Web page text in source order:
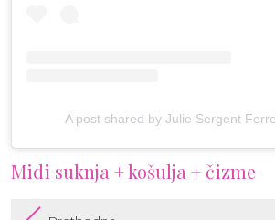
A post shared by Julie Sergent
Midi suknja + košulja + čizme